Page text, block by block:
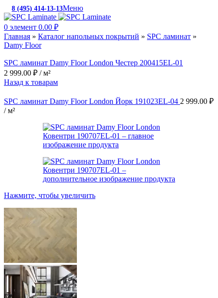
8 (495) 414-13-13Меню
0 элемент 0.00 ₽
Главная » Каталог напольных покрытий » SPC ламинат »
Damy Floor
SPC ламинат Damy Floor London Честер 200415EL-01
2 999.00 ₽ / м²
Назад к товарам
SPC ламинат Damy Floor London Йорк 191023EL-04 2 999.00 ₽
/ м²
Нажмите, чтобы увеличить